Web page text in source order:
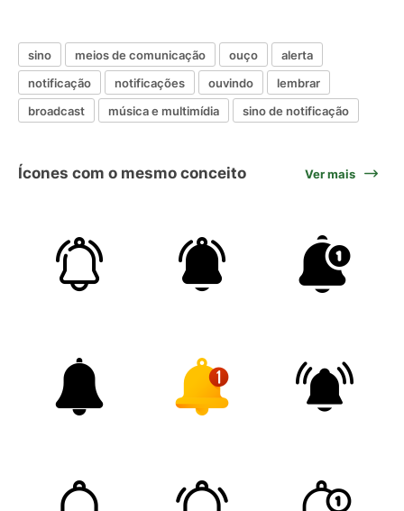
sino meios de comunicação ouço
alerta
notificação
notificações ouvindo
lembrar
broadcast
música e multimídia sino de notificação
Ícones com o mesmo conceito Ver mais